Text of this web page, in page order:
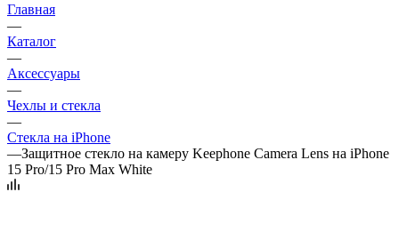
Главная
—
Каталог
—
Аксессуары
—
Чехлы и стекла
—
Стекла на iPhone
—Защитное стекло на камеру Keephone Camera Lens на iPhone
15 Pro/15 Pro Max White